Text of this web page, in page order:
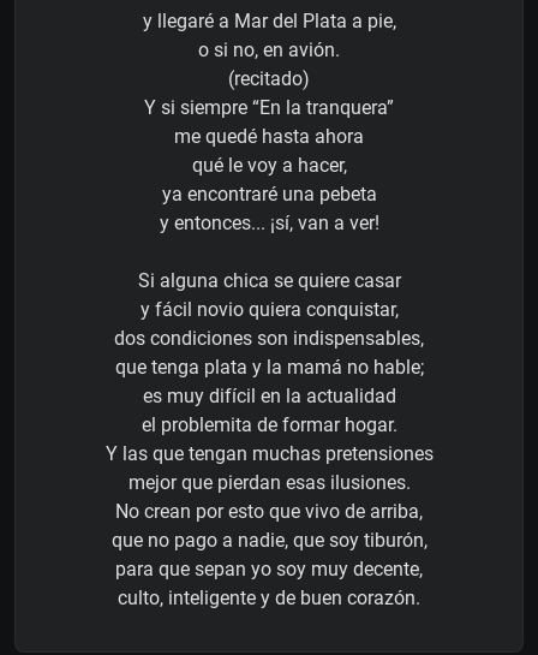
y llegaré a Mar del Plata a pie,
o si no, en avión.
(recitado)
Y si siempre “En la tranquera”
me quedé hasta ahora
qué le voy a hacer,
ya encontraré una pebeta
y entonces... ¡sí, van a ver!
Si alguna chica se quiere casar
y fácil novio quiera conquistar,
dos condiciones son indispensables,
que tenga plata y la mamá no hable;
es muy difícil en la actualidad
el problemita de formar hogar.
Y las que tengan muchas pretensiones
mejor que pierdan esas ilusiones.
No crean por esto que vivo de arriba,
que no pago a nadie, que soy tiburón,
para que sepan yo soy muy decente,
culto, inteligente y de buen corazón.